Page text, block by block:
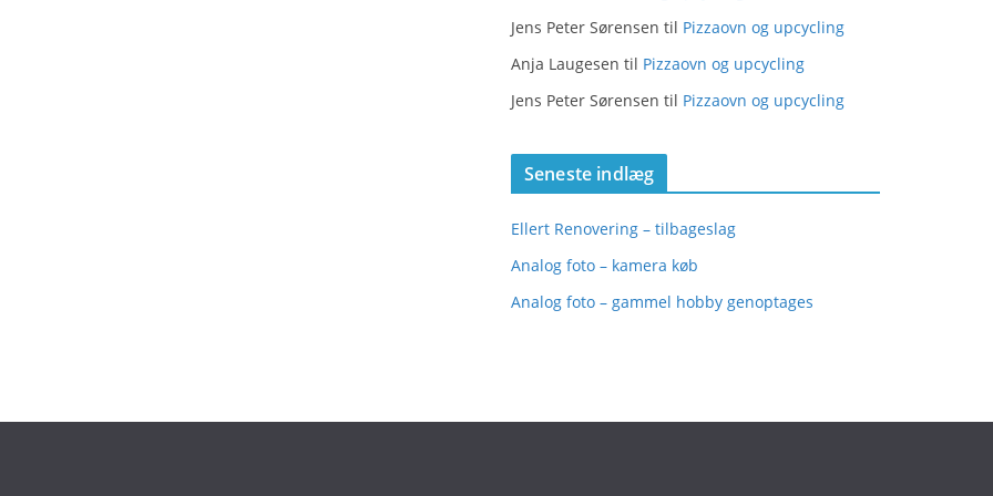
i
r
Jens Peter Sørensen til Pizzaovn og upcycling
Anja Laugesen til Pizzaovn og upcycling
Jens Peter Sørensen til Pizzaovn og upcycling
Seneste indlæg
Ellert Renovering – tilbageslag
Analog foto – kamera køb
Analog foto – gammel hobby genoptages